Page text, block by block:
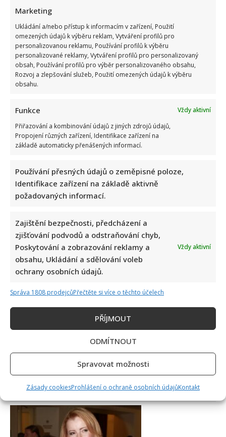
Marketing
Ukládání a/nebo přístup k informacím v zařízení, Použití
omezených údajů k výběru reklam, Vytváření profilů pro
personalizovanou reklamu, Používání profilů k výběru
personalizované reklamy, Vytváření profilů pro personalizovaný
obsah, Používání profilů pro výběr personalizovaného obsahu,
Rozvoj a zlepšování služeb, Použití omezených údajů k výběru
obsahu.
Funkce
Vždy aktivní
Přiřazování a kombinování údajů z jiných zdrojů údajů,
Propojení různých zařízení, Identifikace zařízení na
základě automaticky přenášených informací.
Používání přesných údajů o zeměpisné poloze,
Identifikace zařízení na základě aktivně
požadovaných informací.
Zajištění bezpečnosti, předcházení a
zjišťování podvodů a odstraňování chyb,
Poskytování a zobrazování reklamy a
obsahu, Ukládání a sdělování voleb
ochrany osobních údajů.
Vždy aktivní
Správa 1808 prodejcůPřečtěte si více o těchto účelech
PŘÍJMOUT
ODMÍTNOUT
Spravovat možnosti
Zásady cookiesProhlášení o ochraně osobních údajůKontakt
Dagmar Pecková pod palbou kritiky: Mračková Vildumetzová
jí vytkla natáčení se při řízení a ptá se, zda je to v pořádku